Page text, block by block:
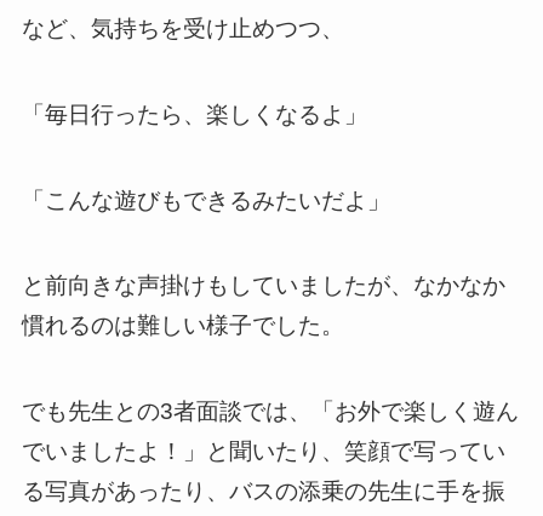
など、気持ちを受け止めつつ、
「毎日行ったら、楽しくなるよ」
「こんな遊びもできるみたいだよ」
と前向きな声掛けもしていましたが、なかなか
慣れるのは難しい様子でした。
でも先生との3者面談では、「お外で楽しく遊ん
でいましたよ！」と聞いたり、笑顔で写ってい
る写真があったり、バスの添乗の先生に手を振